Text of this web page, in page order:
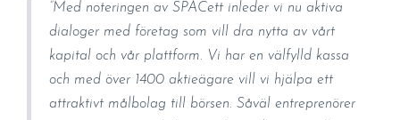
”Med noteringen av SPACett inleder vi nu aktiva
dialoger med företag som vill dra nytta av vårt
kapital och vår plattform. Vi har en välfylld kassa
och med över 1400 aktieägare vill vi hjälpa ett
attraktivt målbolag till börsen. Såväl entreprenörer